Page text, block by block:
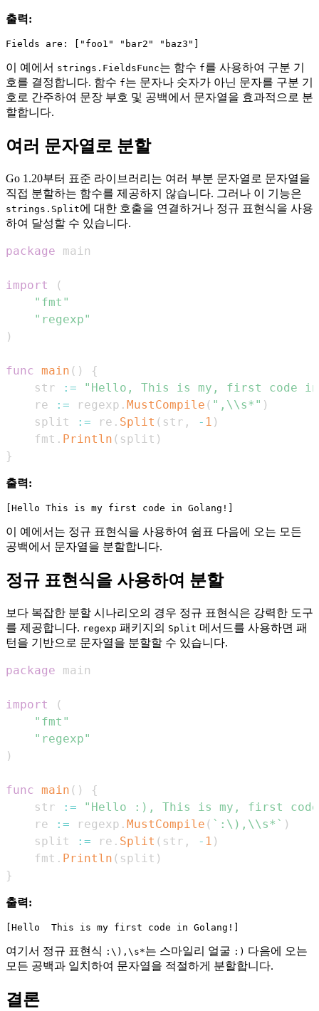
출력:
이 예에서 strings.FieldsFunc는 함수 f를 사용하여 구분 기
호를 결정합니다. 함수 f는 문자나 숫자가 아닌 문자를 구분 기
호로 간주하여 문장 부호 및 공백에서 문자열을 효과적으로 분
할합니다.
여러 문자열로 분할
Go 1.20부터 표준 라이브러리는 여러 부분 문자열로 문자열을
직접 분할하는 함수를 제공하지 않습니다. 그러나 이 기능은
strings.Split에 대한 호출을 연결하거나 정규 표현식을 사용
하여 달성할 수 있습니다.
package
import
(
"fmt"
"regexp"
)
func main ( )
{
    str
:=
"Hello, This is my, first code
    re
:= regexp . MustCompile ( ",\\s*" )
    split
:= re . Split ( str , - 1 )
    fmt
. Println ( split )
}
출력:
이 예에서는 정규 표현식을 사용하여 쉼표 다음에 오는 모든
공백에서 문자열을 분할합니다.
정규 표현식을 사용하여 분할
보다 복잡한 분할 시나리오의 경우 정규 표현식은 강력한 도구
를 제공합니다. regexp 패키지의 Split 메서드를 사용하면 패
턴을 기반으로 문자열을 분할할 수 있습니다.
package
import
(
"fmt"
"regexp"
)
func main ( )
{
    str
:=
"Hello :), This is my, first
    re
:= regexp . MustCompile ( `:\),\\s*` )
    split
:= re . Split ( str , - 1 )
    fmt
. Println ( split )
}
출력:
여기서 정규 표현식 :\),\s*는 스마일리 얼굴 :) 다음에 오는
모든 공백과 일치하여 문자열을 적절하게 분할합니다.
결론